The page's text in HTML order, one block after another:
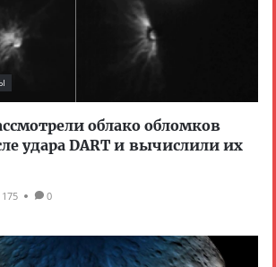
облако обломков
удара DART и вычислили их
0